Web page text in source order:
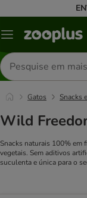
Menu
Pesquisar
produtos
Gatos Snacks
Wild
Snacks naturais 100% em
vegetais. Sem aditivos
suculenta e única para o